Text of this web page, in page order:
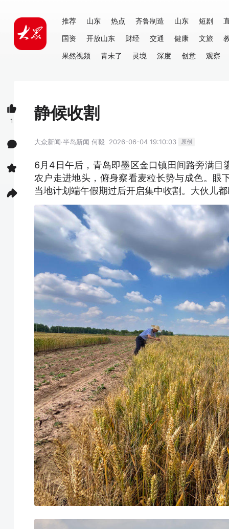
推荐 山东 热点 齐鲁制造 山东 短剧
国资
开放山东 财经 交通 健康 文旅
果然视频
青未了 灵境 深度 创意 观察
静候收割
大众新闻·半岛新闻 何毅 2026-06-04 19:10:03 原创
6月4日午后，青岛即墨区金口镇田间路旁满
农户走进地头，俯身察看麦粒长势与成色。眼
当地计划端午假期过后开启集中收割。大伙儿
1